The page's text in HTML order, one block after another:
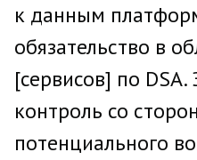
к данным
обязательство в
[сервисов] по
контроль со
потенциального